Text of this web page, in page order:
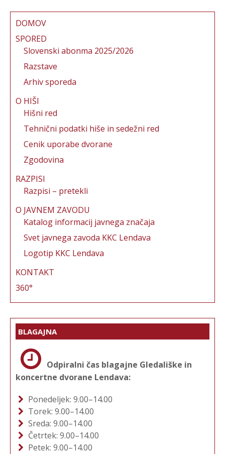
e
b
o
o
k
tel rere
DOMOV
SPORED
Slovenski abonma 2025/2026
Razstave
Arhiv sporeda
O HIŠI
Hišni red
Tehnični podatki hiše in sedežni red
Cenik uporabe dvorane
Zgodovina
RAZPISI
Razpisi – pretekli
O JAVNEM ZAVODU
Katalog informacij javnega značaja
Svet javnega zavoda KKC Lendava
Logotip KKC Lendava
KONTAKT
360°
BLAGAJNA
Odpiralni čas blagajne Gledališke in
koncertne dvorane Lendava:
Ponedeljek: 9.00–14.00
Torek: 9.00–14.00
Sreda: 9.00–14.00
Četrtek: 9.00–14.00
Petek: 9.00–14.00